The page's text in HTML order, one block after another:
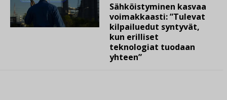
Sähköistyminen kasvaa
voimakkaasti: ”Tulevat
kilpailuedut syntyvät,
kun erilliset
teknologiat tuodaan
yhteen”